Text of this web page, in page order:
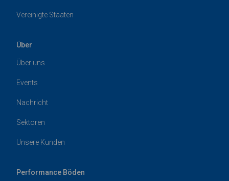
Vereinigte Staaten
Über
Über uns
Events
Nachricht
Sektoren
Unsere Kunden
Performance Böden